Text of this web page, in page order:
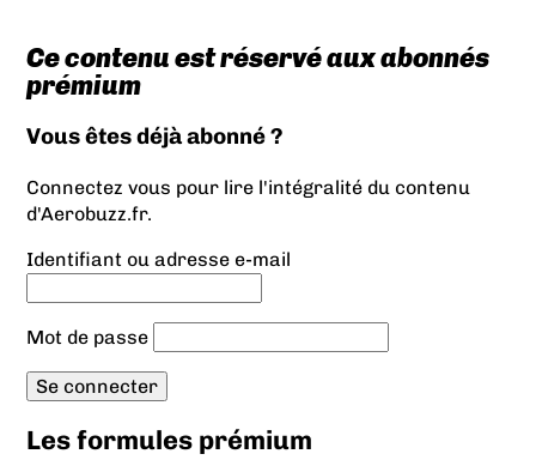
Ce contenu est réservé aux abonnés
prémium
Vous êtes déjà abonné ?
Connectez vous pour lire l'intégralité du contenu
d'Aerobuzz.fr.
Identifiant ou adresse e-mail
Mot de passe
Les formules prémium